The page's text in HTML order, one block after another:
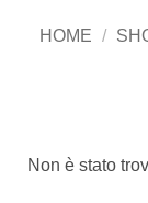
HOME /
Non è stato